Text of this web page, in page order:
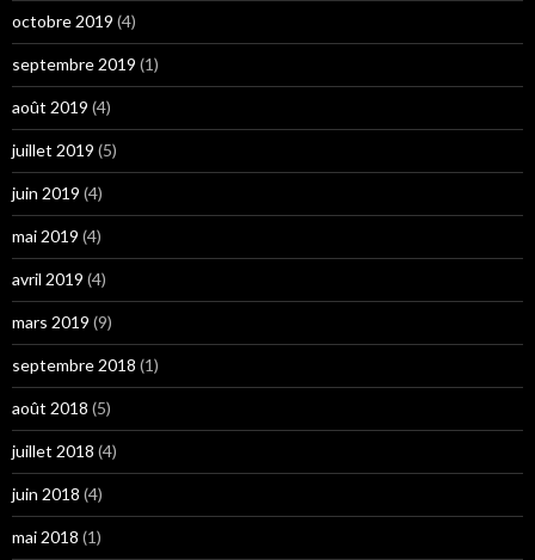
octobre 2019 (4)
septembre 2019 (1)
août 2019 (4)
juillet 2019 (5)
juin 2019 (4)
mai 2019 (4)
avril 2019 (4)
mars 2019 (9)
septembre 2018 (1)
août 2018 (5)
juillet 2018 (4)
juin 2018 (4)
mai 2018 (1)